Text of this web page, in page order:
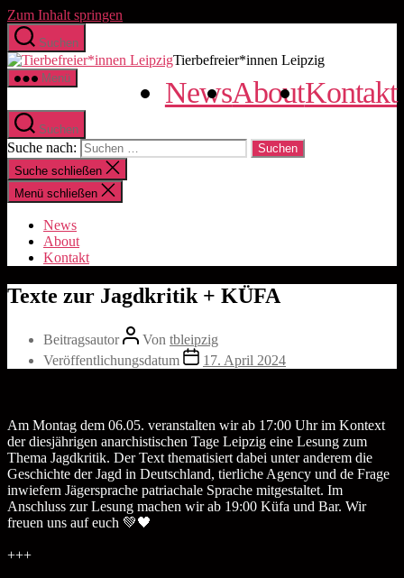
Zum Inhalt springen
Suchen
Tierbefreier*innen Leipzig
Menü NewsAboutKontakt
Suchen
Suche nach:
Suche schließen
Menü schließen
News
About
Kontakt
Texte zur Jagdkritik + KÜFA
Beitragsautor Von tbleipzig
Veröffentlichungsdatum
17. April 2024
Am Montag dem 06.05. veranstalten wir ab 17:00 Uhr im Kontext
der diesjährigen anarchistischen Tage Leipzig eine Lesung zum
Thema Jagdkritik. Der Text thematisiert dabei unter anderem die
Geschichte der Jagd in Deutschland, tierliche Agency und de Frage
inwiefern Jägersprache patriachale Sprache mitgestaltet. Im
Anschluss zur Lesung machen wir ab 19:00 Küfa und Bar. Wir
freuen uns auf euch 💚🖤
+++